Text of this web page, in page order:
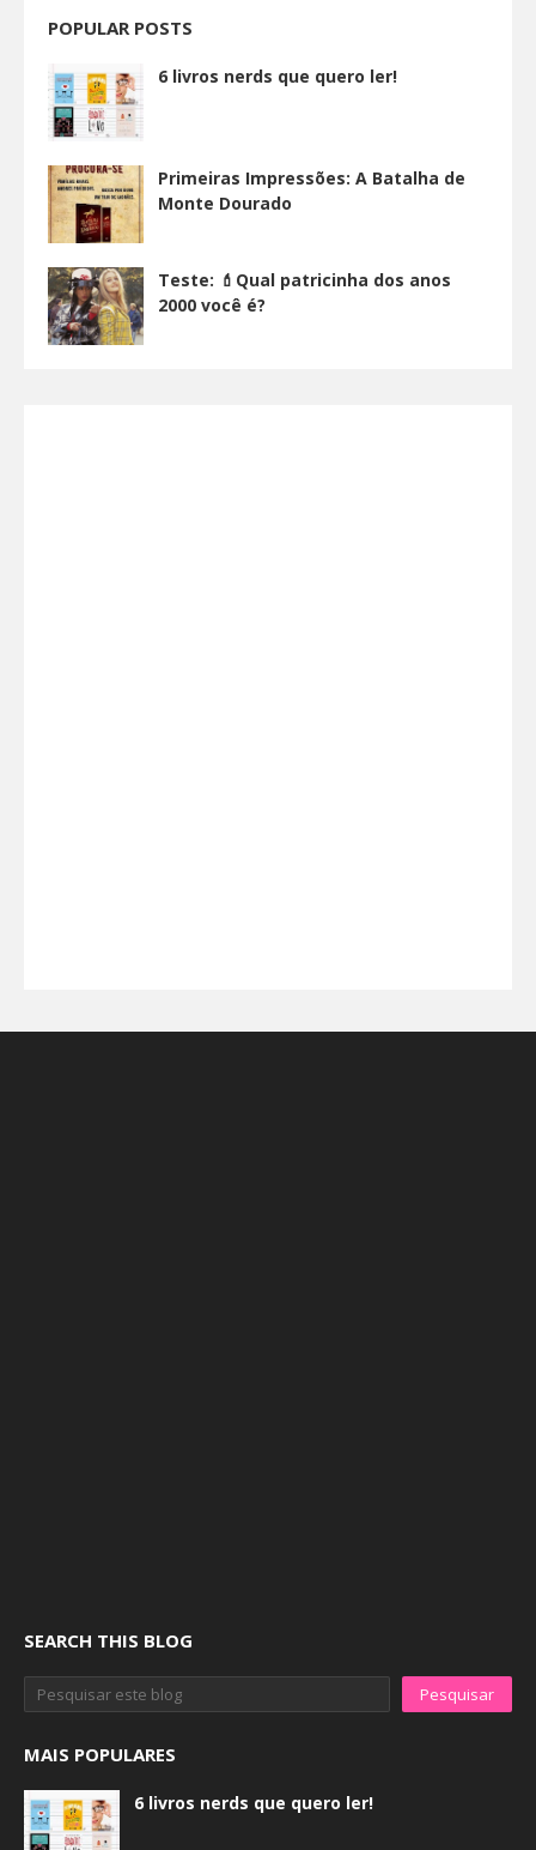
POPULAR POSTS
6 livros nerds que quero ler!
Primeiras Impressões: A Batalha de
Monte Dourado
Teste: 💄Qual patricinha dos anos
2000 você é?
SEARCH THIS BLOG
MAIS POPULARES
6 livros nerds que quero ler!